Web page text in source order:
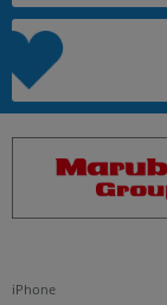
iPhone